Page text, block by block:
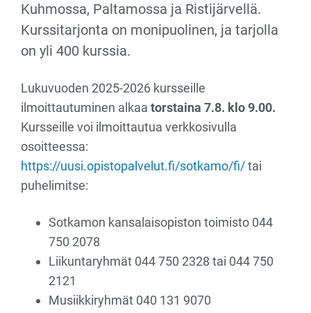
Kuhmossa, Paltamossa ja Ristijärvellä.
Kurssitarjonta on monipuolinen, ja tarjolla
on yli 400 kurssia.
Lukuvuoden 2025-2026 kursseille
ilmoittautuminen alkaa torstaina 7.8. klo 9.00.
Kursseille voi ilmoittautua verkkosivulla
osoitteessa:
https://uusi.opistopalvelut.fi/sotkamo/fi/tai
puhelimitse:
Sotkamon kansalaisopiston toimisto 044
750 2078
Liikuntaryhmät 044 750 2328 tai 044 750
2121
Musiikkiryhmät 040 131 9070